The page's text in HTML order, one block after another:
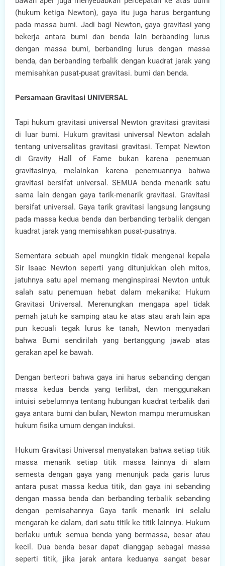
(hukum ketiga Newton), gaya itu juga harus bergantung
pada massa bumi. Jadi bagi Newton, gaya gravitasi yang
bekerja antara bumi dan benda lain berbanding lurus
dengan massa bumi, berbanding lurus dengan massa
benda, dan berbanding terbalik dengan kuadrat jarak yang
memisahkan pusat-pusat gravitasi. bumi dan benda.
Persamaan Gravitasi UNIVERSAL
Tapi hukum gravitasi universal Newton gravitasi gravitasi
di luar bumi. Hukum gravitasi universal Newton adalah
tentang universalitas gravitasi gravitasi. Tempat Newton
di Gravity Hall of Fame bukan karena penemuan
gravitasinya, melainkan karena penemuannya bahwa
gravitasi bersifat universal. SEMUA benda menarik satu
sama lain dengan gaya tarik-menarik gravitasi. Gravitasi
bersifat universal. Gaya tarik gravitasi langsung langsung
pada massa kedua benda dan berbanding terbalik dengan
kuadrat jarak yang memisahkan pusat-pusatnya.
Sementara sebuah apel mungkin tidak mengenai kepala
Sir Isaac Newton seperti yang ditunjukkan oleh mitos,
jatuhnya satu apel memang menginspirasi Newton untuk
salah satu penemuan hebat dalam mekanika: Hukum
Gravitasi Universal. Merenungkan mengapa apel tidak
pernah jatuh ke samping atau ke atas atau arah lain apa
pun kecuali tegak lurus ke tanah, Newton menyadari
bahwa Bumi sendirilah yang bertanggung jawab atas
gerakan apel ke bawah.
Dengan berteori bahwa gaya ini harus sebanding dengan
massa kedua benda yang terlibat, dan menggunakan
intuisi sebelumnya tentang hubungan kuadrat terbalik dari
gaya antara bumi dan bulan, Newton mampu merumuskan
hukum fisika umum dengan induksi.
Hukum Gravitasi Universal menyatakan bahwa setiap titik
massa menarik setiap titik massa lainnya di alam
semesta dengan gaya yang menunjuk pada garis lurus
antara pusat massa kedua titik, dan gaya ini sebanding
dengan massa benda dan berbanding terbalik sebanding
dengan pemisahannya Gaya tarik menarik ini selalu
mengarah ke dalam, dari satu titik ke titik lainnya. Hukum
berlaku untuk semua benda yang bermassa, besar atau
kecil. Dua benda besar dapat dianggap sebagai massa
seperti titik, jika jarak antara keduanya sangat besar